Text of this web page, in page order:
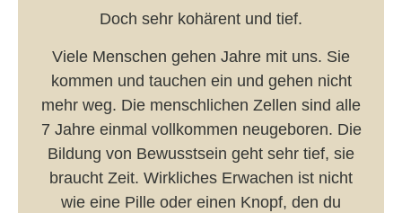
Doch sehr kohärent und tief.
Viele Menschen gehen Jahre mit uns. Sie
kommen und tauchen ein und gehen nicht
mehr weg. Die menschlichen Zellen sind alle
7 Jahre einmal vollkommen neugeboren. Die
Bildung von Bewusstsein geht sehr tief, sie
braucht Zeit. Wirkliches Erwachen ist nicht
wie eine Pille oder einen Knopf, den du